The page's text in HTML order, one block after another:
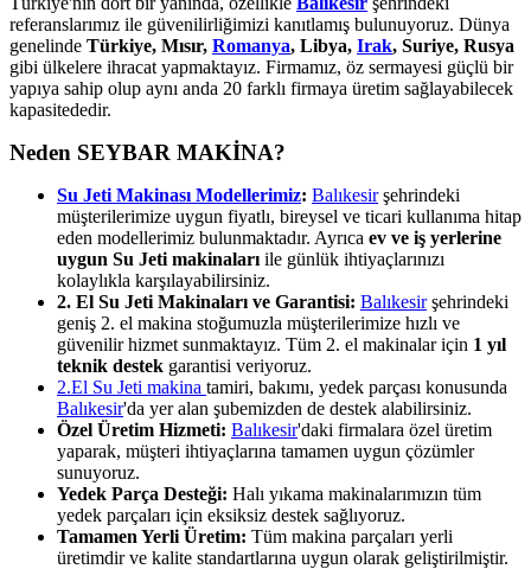
referanslarımız ile güvenilirliğimizi kanıtlamış bulunuyoruz. Dünya
genelinde Türkiye, Mısır, Romanya, Libya, Irak, Suriye, Rusya
gibi ülkelere ihracat yapmaktayız. Firmamız, öz sermayesi güçlü bir
yapıya sahip olup aynı anda 20 farklı firmaya üretim sağlayabilecek
kapasitededir.
Neden SEYBAR MAKİNA?
Su Jeti Makinası Modellerimiz: Balıkesirşehrindeki
müşterilerimize uygun fiyatlı, bireysel ve ticari kullanıma hitap
eden modellerimiz bulunmaktadır. Ayrıca ev ve iş yerlerine
uygun Su Jeti makinaları ile günlük ihtiyaçlarınızı
kolaylıkla karşılayabilirsiniz.
2. El Su Jeti Makinaları ve Garantisi: Balıkesirşehrindeki
geniş 2. el makina stoğumuzla müşterilerimize hızlı ve
güvenilir hizmet sunmaktayız. Tüm 2. el makinalar için 1 yıl
teknik destek garantisi veriyoruz.
2.El Su Jeti makina tamiri, bakımı, yedek parçası konusunda
Balıkesir'da yer alan şubemizden de destek alabilirsiniz.
Özel Üretim Hizmeti: Balıkesir'daki firmalara özel üretim
yaparak, müşteri ihtiyaçlarına tamamen uygun çözümler
sunuyoruz.
Yedek Parça Desteği: Halı yıkama makinalarımızın tüm
yedek parçaları için eksiksiz destek sağlıyoruz.
Tamamen Yerli Üretim: Tüm makina parçaları yerli
üretimdir ve kalite standartlarına uygun olarak geliştirilmiştir.